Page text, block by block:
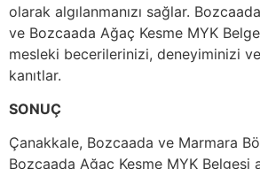
olarak algılanmanızı sağlar.
ve Bozcaada Ağaç Kesme MYK
mesleki becerilerinizi, deneyiminizi
kanıtlar.
SONUÇ
Çanakkale, Bozcaada ve Marmara
Bozcaada Ağaç Kesme MYK Belgesi